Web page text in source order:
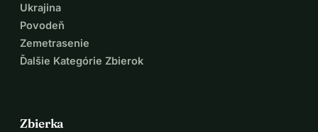
Ukrajina
Povodeň
Zemetrasenie
Ďalšie Kategórie Zbierok
Zbierka